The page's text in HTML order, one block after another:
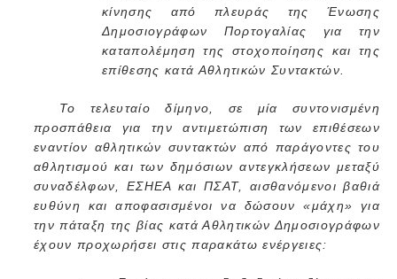
κίνησης από πλευράς της Ένωσης
Δημοσιογράφων Πορτογαλίας για την
καταπολέμηση της στοχοποίησης και της
επίθεσης κατά Αθλητικών Συντακτών.
Το τελευταίο δίμηνο, σε μία συντονισμένη
προσπάθεια για την αντιμετώπιση των επιθέσεων
εναντίον αθλητικών συντακτών από παράγοντες του
αθλητισμού και των δημόσιων αντεγκλήσεων μεταξύ
συναδέλφων, ΕΣΗΕΑ και ΠΣΑΤ, αισθανόμενοι βαθιά
ευθύνη και αποφασισμένοι να δώσουν «μάχη» για
την πάταξη της βίας κατά Αθλητικών Δημοσιογράφων
έχουν προχωρήσει στις παρακάτω ενέργειες: